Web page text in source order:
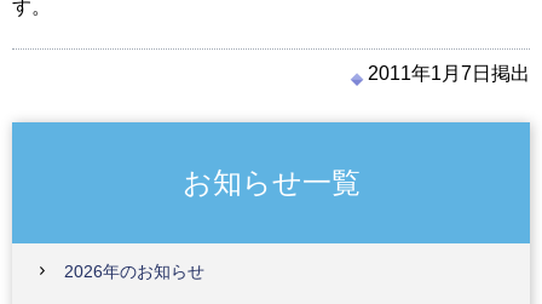
す。
2011年1月7日掲出
お知らせ一覧
2026年のお知らせ